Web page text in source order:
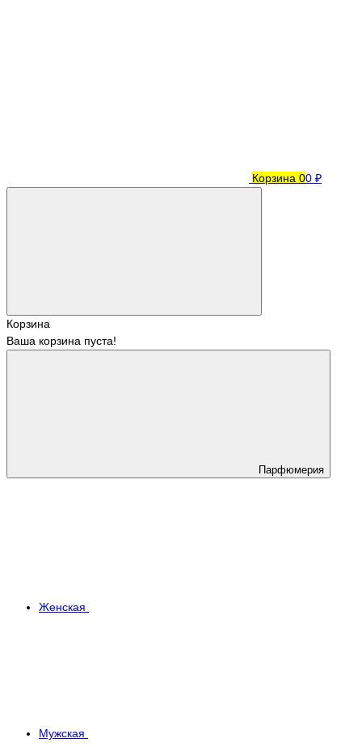
Корзина 00 ₽
Корзина
Ваша корзина пуста!
Парфюмерия
Женская
Мужская